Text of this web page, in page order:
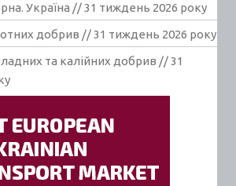
Україна // 31 тиждень 2026 року
добрив // 31 тиждень 2026 року
та калійних добрив // 31